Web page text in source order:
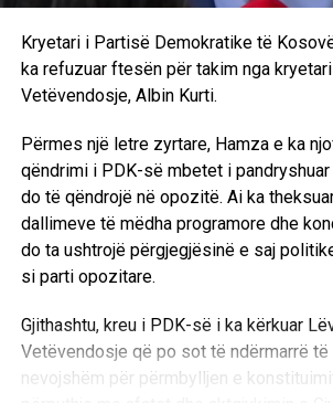
Kosovës, popullit të Kosovës dhe
Kosovës. Pas takimit deklarohemi edhe
Kuvendin e Kosovës”, përmbylli
online/
Kryetari i Partisë Demokratike të
ka refuzuar ftesën për takim nga
Vetëvendosje, Albin Kurti.
Përmes një letre zyrtare, Hamza e ka
qëndrimi i PDK-së mbetet i
do të qëndrojë në opozitë. Ai ka
dallimeve të mëdha programore dhe
do ta ushtrojë përgjegjësinë e saj
si parti opozitare.
Gjithashtu, kreu i PDK-së i ka kërkuar
Vetëvendosje që po sot të ndërmarrë të
nevojshëm për përmbylljen e